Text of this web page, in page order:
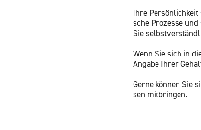
Ihre
sche Pro­zes­se
Sie
Wenn Sie sich in
An­ga­be Ihrer
Gerne kön­nen Sie
sen mit­brin­gen.